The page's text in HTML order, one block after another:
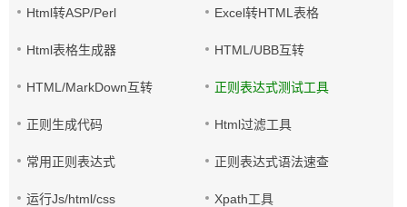
Html转ASP/Perl Excel转HTML表格
Html表格生成器 HTML/UBB互转
HTML/MarkDown互转 正则表达式测试工具
正则生成代码 Html过滤工具
常用正则表达式 正则表达式语法速查
运行Js/html/css Xpath工具